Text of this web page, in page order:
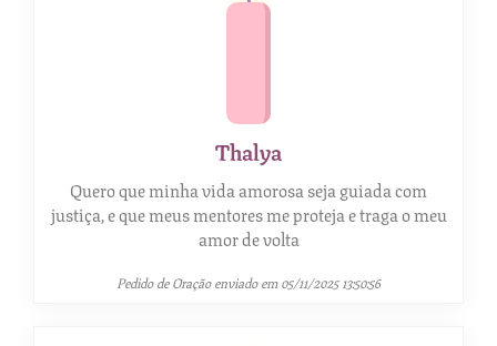
Thalya
Quero que minha vida amorosa seja guiada com
justiça, e que meus mentores me proteja e traga o meu
amor de volta
Pedido de Oração enviado em 05/11/2025 13:50:56